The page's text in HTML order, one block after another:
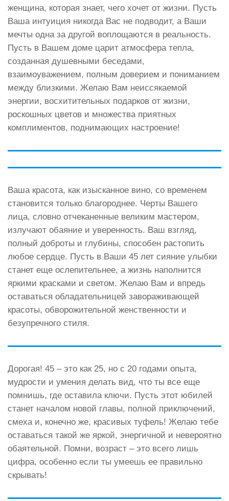
женщина, которая знает, чего хочет от жизни. Пусть
Ваша интуиция никогда Вас не подводит, а Ваши
мечты одна за другой воплощаются в реальность.
Пусть в Вашем доме царит атмосфера тепла,
созданная душевными беседами,
взаимоуважением, полным доверием и пониманием
между близкими. Желаю Вам неиссякаемой
энергии, восхитительных подарков от жизни,
роскошных цветов и множества приятных
комплиментов, поднимающих настроение!
Ваша красота, как изысканное вино, со временем
становится только благороднее. Черты Вашего
лица, словно отчеканенные великим мастером,
излучают обаяние и уверенность. Ваш взгляд,
полный доброты и глубины, способен растопить
любое сердце. Пусть в Ваши 45 лет сияние улыбки
станет еще ослепительнее, а жизнь наполнится
яркими красками и светом. Желаю Вам и впредь
оставаться обладательницей завораживающей
красоты, обворожительной женственности и
безупречного стиля.
Дорогая! 45 – это как 25, но с 20 годами опыта,
мудрости и умения делать вид, что ты все еще
помнишь, где оставила ключи. Пусть этот юбилей
станет началом новой главы, полной приключений,
смеха и, конечно же, красивых туфель! Желаю тебе
оставаться такой же яркой, энергичной и невероятно
обаятельной. Помни, возраст – это всего лишь
цифра, особенно если ты умеешь ее правильно
скрывать!